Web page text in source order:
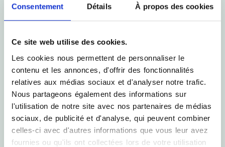
Consentement Détails À propos des cookies
Ce site web utilise des cookies.
Les cookies nous permettent de personnaliser le
contenu et les annonces, d'offrir des fonctionnalités
relatives aux médias sociaux et d'analyser notre trafic.
Nous partageons également des informations sur
l'utilisation de notre site avec nos partenaires de médias
sociaux, de publicité et d'analyse, qui peuvent combiner
celles-ci avec d'autres informations que vous leur avez
fournies ou qu'ils ont collectées lors de votre utilisation
Téléphone
Objet *